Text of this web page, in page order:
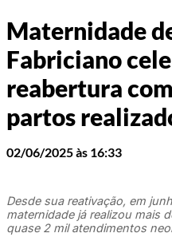
Maternidade
Fabriciano
reabertura
partos
02/06/2025 às 16:33
Desde sua reativação, em
maternidade já realizou mais
quase 2 mil atendimentos